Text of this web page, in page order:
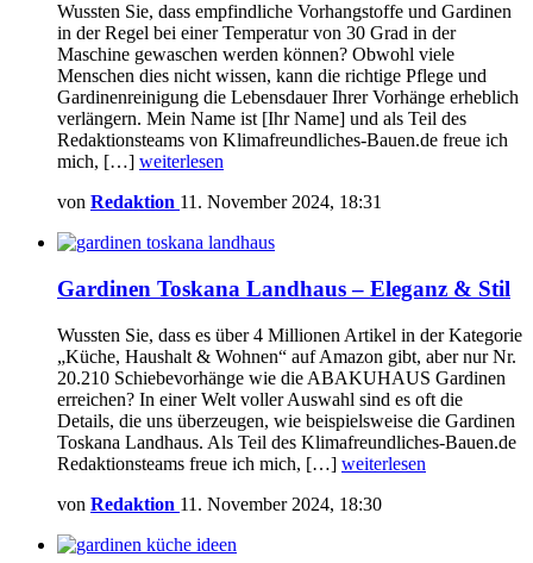
Wussten Sie, dass empfindliche Vorhangstoffe und Gardinen
in der Regel bei einer Temperatur von 30 Grad in der
Maschine gewaschen werden können? Obwohl viele
Menschen dies nicht wissen, kann die richtige Pflege und
Gardinenreinigung die Lebensdauer Ihrer Vorhänge erheblich
verlängern. Mein Name ist [Ihr Name] und als Teil des
Redaktionsteams von Klimafreundliches-Bauen.de freue ich
mich, […] weiterlesen
von Redaktion 11. November 2024, 18:31
Gardinen Toskana Landhaus – Eleganz & Stil
Wussten Sie, dass es über 4 Millionen Artikel in der Kategorie
„Küche, Haushalt & Wohnen“ auf Amazon gibt, aber nur Nr.
20.210 Schiebevorhänge wie die ABAKUHAUS Gardinen
erreichen? In einer Welt voller Auswahl sind es oft die
Details, die uns überzeugen, wie beispielsweise die Gardinen
Toskana Landhaus. Als Teil des Klimafreundliches-Bauen.de
Redaktionsteams freue ich mich, […] weiterlesen
von Redaktion 11. November 2024, 18:30